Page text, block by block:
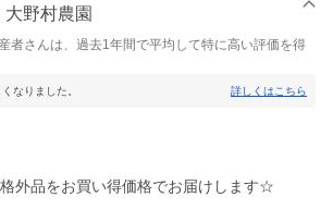
野村農園
者さんは、過去1年間で平均して特に高い評価を得
なりました。 詳しくはこちら
外品をお買い得価格でお届けします☆